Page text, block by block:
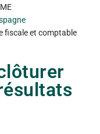
fiscale et comptable